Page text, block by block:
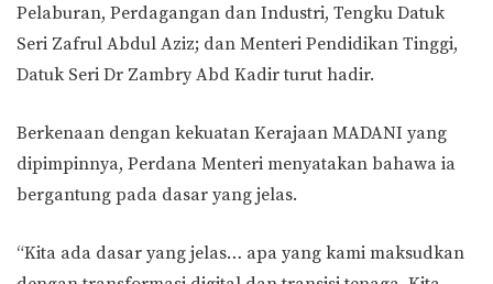
Pelaburan, Perdagangan dan Industri, Tengku Datuk
Seri Zafrul Abdul Aziz; dan Menteri Pendidikan Tinggi,
Datuk Seri Dr Zambry Abd Kadir turut hadir.
Berkenaan dengan kekuatan Kerajaan MADANI yang
dipimpinnya, Perdana Menteri menyatakan bahawa ia
bergantung pada dasar yang jelas.
“Kita ada dasar yang jelas… apa yang kami maksudkan